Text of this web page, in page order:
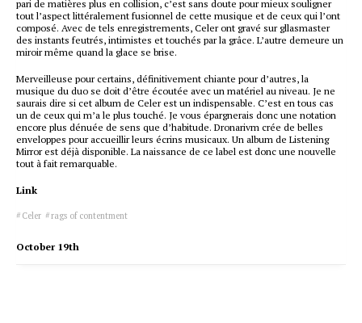
pari de matières plus en collision, c’est sans doute pour mieux souligner
tout l’aspect littéralement fusionnel de cette musique et de ceux qui l’ont
composé. Avec de tels enregistrements, Celer ont gravé sur gllasmaster
des instants feutrés, intimistes et touchés par la grâce. L’autre demeure un
miroir même quand la glace se brise.
Merveilleuse pour certains, définitivement chiante pour d’autres, la
musique du duo se doit d’être écoutée avec un matériel au niveau. Je ne
saurais dire si cet album de Celer est un indispensable. C’est en tous cas
un de ceux qui m’a le plus touché. Je vous épargnerais donc une notation
encore plus dénuée de sens que d’habitude. Dronarivm crée de belles
enveloppes pour accueillir leurs écrins musicaux. Un album de Listening
Mirror est déjà disponible. La naissance de ce label est donc une nouvelle
tout à fait remarquable.
Link
Celer rags of contentment
October 19th